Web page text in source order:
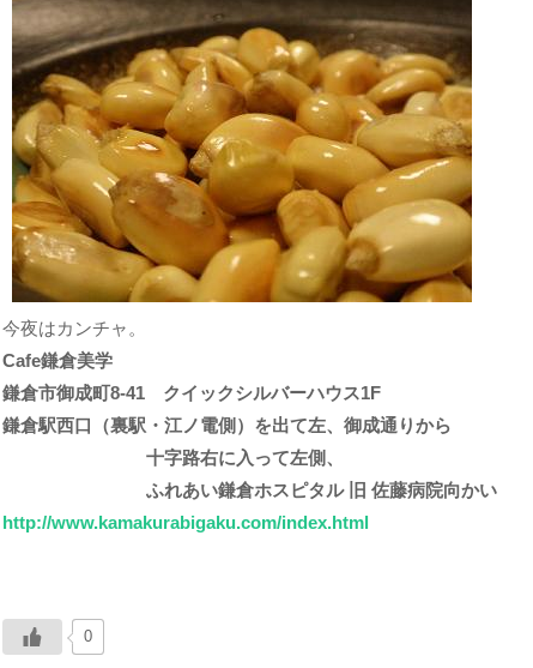
今夜はカンチャ。
Cafe鎌倉美学
鎌倉市御成町8-41 クイックシルバーハウス1F
鎌倉駅西口（裏駅・江ノ電側）を出て左、御成通りから
十字路右に入って左側、
ふれあい鎌倉ホスピタル 旧 佐藤病院向かい
http://www.kamakurabigaku.com/index.html
0